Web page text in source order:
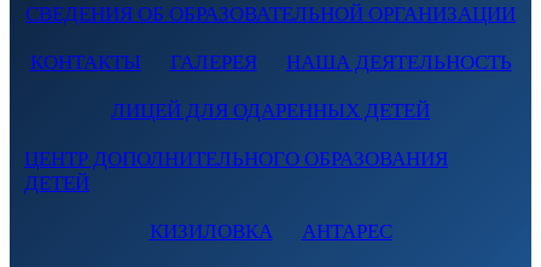
СВЕДЕНИЯ ОБ ОБРАЗОВАТЕЛЬНОЙ ОРГАНИЗАЦИИ
КОНТАКТЫ ГАЛЕРЕЯ НАША ДЕЯТЕЛЬНОСТЬ
ЛИЦЕЙ ДЛЯ ОДАРЕННЫХ ДЕТЕЙ
ЦЕНТР ДОПОЛНИТЕЛЬНОГО ОБРАЗОВАНИЯ
ДЕТЕЙ
КИЗИЛОВКА АНТАРЕС